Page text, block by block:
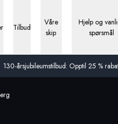
130-årsjubileumstilbud: Opptil 25 %
Tilbud
Våre
skip
Hjelp og
spørsmål